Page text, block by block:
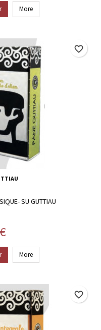
More
SU GUTTIAU
More
favorite_border
favorite_border